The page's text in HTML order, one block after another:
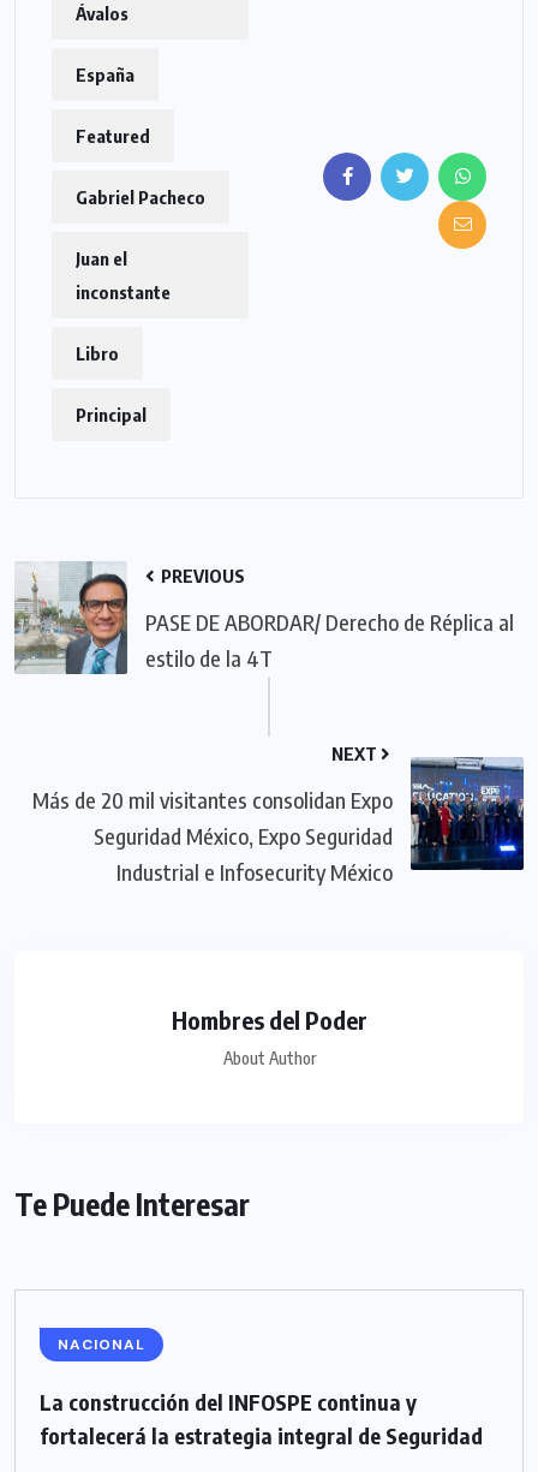
Ávalos
España
Featured
Gabriel Pacheco
Juan el
inconstante
Libro
Principal
PREVIOUS
PASE DE ABORDAR/ Derecho de Réplica al
estilo de la 4T
NEXT
Más de 20 mil visitantes consolidan Expo
Seguridad México, Expo Seguridad
Industrial e Infosecurity México
Hombres del Poder
About Author
Te Puede Interesar
NACIONAL
La construcción del INFOSPE continua y
fortalecerá la estrategia integral de Seguridad